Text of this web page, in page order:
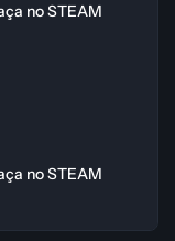
no STEAM
no STEAM